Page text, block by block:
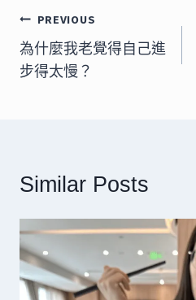
文
章
導
PREVIOUS
為什麼我老覺得自己進
步得太慢？
Similar Posts